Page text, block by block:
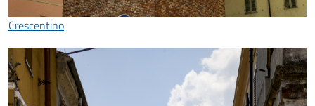
Crescentino